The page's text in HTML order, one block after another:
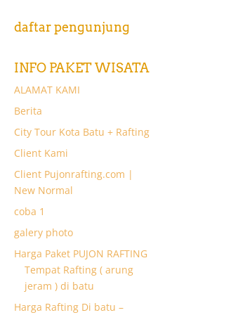
daftar pengunjung
INFO PAKET WISATA
ALAMAT KAMI
Berita
City Tour Kota Batu + Rafting
Client Kami
Client Pujonrafting.com |
New Normal
coba 1
galery photo
Harga Paket PUJON RAFTING
Tempat Rafting ( arung
jeram ) di batu
Harga Rafting Di batu –